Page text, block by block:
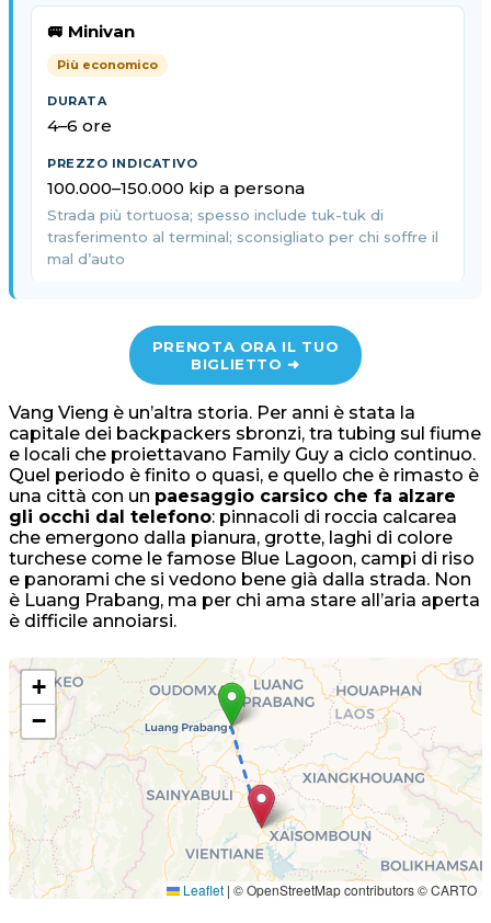
🚐 Minivan
Più economico
4–6 ore
100.000–150.000 kip a persona
Strada più tortuosa; spesso include tuk-tuk di
trasferimento al terminal; sconsigliato per chi soffre il
mal d’auto
PRENOTA ORA IL TUO
BIGLIETTO ➜
Vang Vieng è un’altra storia. Per anni è stata la
capitale dei backpackers sbronzi, tra tubing sul fiume
e locali che proiettavano Family Guy a ciclo continuo.
Quel periodo è finito o quasi, e quello che è rimasto è
una città con un paesaggio carsico che fa alzare
gli occhi dal telefono: pinnacoli di roccia calcarea
che emergono dalla pianura, grotte, laghi di colore
turchese come le famose Blue Lagoon, campi di riso
e panorami che si vedono bene già dalla strada. Non
è Luang Prabang, ma per chi ama stare all’aria aperta
è difficile annoiarsi.
+
−
Leaflet | © OpenStreetMap contributors © CARTO